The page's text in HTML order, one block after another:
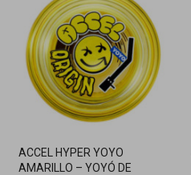
ACCEL HYPER YOYO
AMARILLO – YOYÓ DE